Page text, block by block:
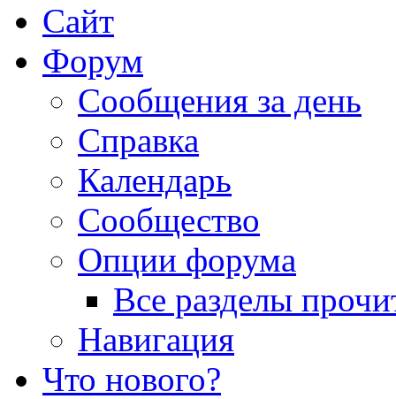
Сайт
Форум
Сообщения за день
Справка
Календарь
Сообщество
Опции форума
Все разделы
Навигация
Что нового?